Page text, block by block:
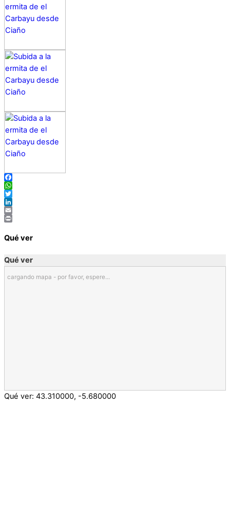
Facebook
WhatsApp
Twitter
LinkedIn
Email
Qué ver
Qué ver
cargando mapa - por favor, espere...
Qué ver: 43.310000, -5.680000